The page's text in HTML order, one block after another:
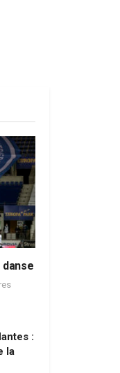
danse
:
la